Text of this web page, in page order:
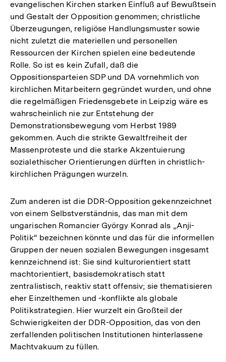
evangelischen Kirchen starken Einfluß auf Bewußtsein
und Gestalt der Opposition genommen; christliche
Überzeugungen, religiöse Handlungsmuster sowie
nicht zuletzt die materiellen und personellen
Ressourcen der Kirchen spielen eine bedeutende
Rolle. So ist es kein Zufall, daß die
Oppositionsparteien SDP und DA vornehmlich von
kirchlichen Mitarbeitern gegründet wurden, und ohne
die regelmäßigen Friedensgebete in Leipzig wäre es
wahrscheinlich nie zur Entstehung der
Demonstrationsbewegung vom Herbst 1989
gekommen. Auch die strikte Gewaltfreiheit der
Massenproteste und die starke Akzentuierung
sozialethischer Orientierungen dürften in christlich-
kirchlichen Prägungen wurzeln.
Zum anderen ist die DDR-Opposition gekennzeichnet
von einem Selbstverständnis, das man mit dem
ungarischen Romancier György Konrad als „Anji-
Politik“ bezeichnen könnte und das für die informellen
Gruppen der neuen sozialen Bewegungen insgesamt
kennzeichnend ist: Sie sind kulturorientiert statt
machtorientiert, basisdemokratisch statt
zentralistisch, reaktiv statt offensiv; sie thematisieren
eher Einzelthemen und -konflikte als globale
Politikstrategien. Hier wurzelt ein Großteil der
Schwierigkeiten der DDR-Opposition, das von den
zerfallenden politischen Institutionen hinterlassene
Machtvakuum zu füllen.